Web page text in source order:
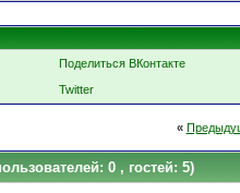
Поделиться ВКонтакте
Twitter
«
0 , гостей: 5)